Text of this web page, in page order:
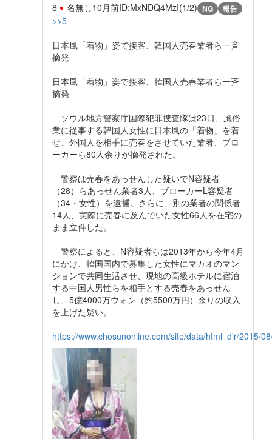
8 名無し10月前ID:MxNDQ4MzI(1/2) NG 報告
>>5
日本風「着物」姿で接客、韓国人売春業者ら一斉
摘発
日本風「着物」姿で接客、韓国人売春業者ら一斉
摘発
ソウル地方警察庁国際犯罪捜査隊は23日、風俗
業に従事する韓国人女性に日本風の「着物」を着
せ、外国人を相手に売春をさせていた業者、ブロ
ーカーら80人余りが摘発された。
警察は売春をあっせんした疑いでN容疑者
（28）らあっせん業者3人、ブローカーL容疑者
（34・女性）を逮捕。さらに、別の業者の関係者
14人、実際に売春に及んでいた女性66人を在宅の
まま立件した。
警察によると、N容疑者らは2013年から今年4月
にかけ、韓国国内で募集した女性にマカオのマン
ションで共同生活させ、現地の高級ホテルに宿泊
する中国人男性らを相手とする売春をあっせん
し、5億4000万ウォン（約5500万円）余りの収入
を上げた疑い。
https://www.chosunonline.com/site/data/html_dir/2015/